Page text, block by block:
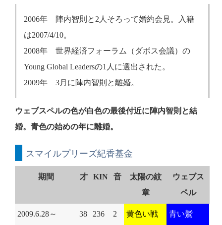
2006年 陣内智則と2人そろって婚約会見。入籍
は2007/4/10。
2008年 世界経済フォーラム（ダボス会議）の
Young Global Leadersの1人に選出された。
2009年 3月に陣内智則と離婚。
ウェブスペルの色が白色の最後付近に陣内智則と結
婚。青色の始めの年に離婚。
スマイルプリーズ紀香基金
期間 才 KIN 音
太陽の紋
章
ウェブス
ペル
2009.6.28～ 38 236 2
黄色い戦
青い鷲